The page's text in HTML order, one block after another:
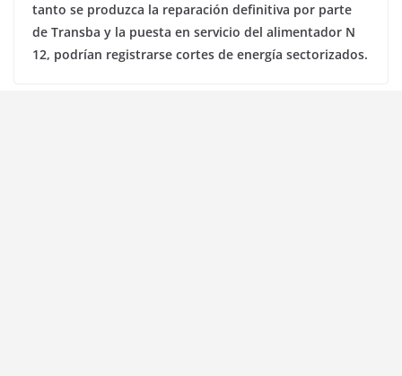
tanto se produzca la reparación definitiva por parte
de Transba y la puesta en servicio del alimentador N
12, podrían registrarse cortes de energía sectorizados.